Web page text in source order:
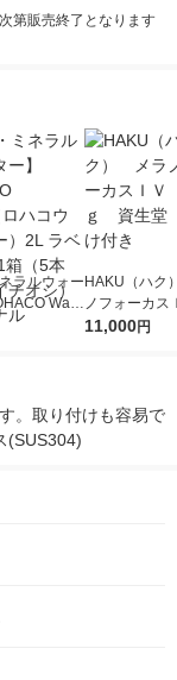
第販売終了となります
ラルウォー
Wate
ォータ
HAKU（ハ
ノフォーカ
5ｇ 資生堂
11,000円
。取り付けも容易で
(SUS304)